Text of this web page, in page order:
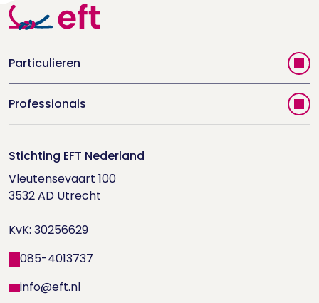
Particulieren
Vind jouw therapeut
Videoportal
Doe de relatietest
Houd me Vast-bijeenkomsten
Professionals
Trainingen
Supervisorenlijst
Nieuwsbrief ontvangen?
Wetenschappelijk onderzoek
Stichting EFT Nederland
Vleutensevaart 100
3532 AD Utrecht
KvK: 30256629
085-4013737
info@eft.nl